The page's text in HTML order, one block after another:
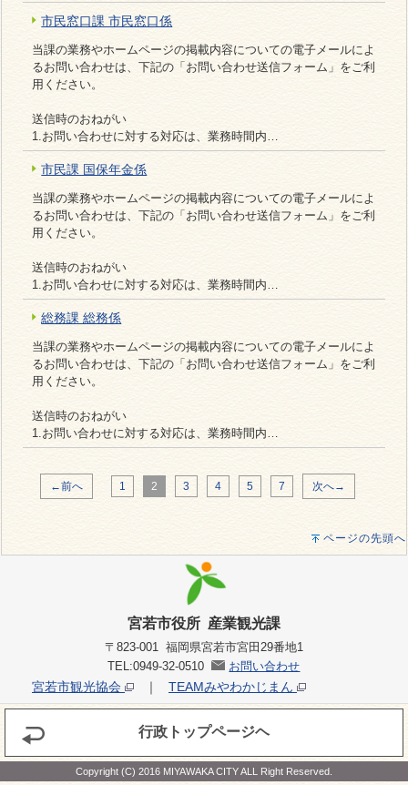
市民窓口課 市民窓口係
当課の業務やホームページの掲載内容についての電子メールによ
るお問い合わせは、下記の「お問い合わせ送信フォーム」をご利
用ください。
送信時のおねがい
1.お問い合わせに対する対応は、業務時間内…
市民課 国保年金係
当課の業務やホームページの掲載内容についての電子メールによ
るお問い合わせは、下記の「お問い合わせ送信フォーム」をご利
用ください。
送信時のおねがい
1.お問い合わせに対する対応は、業務時間内…
総務課 総務係
当課の業務やホームページの掲載内容についての電子メールによ
るお問い合わせは、下記の「お問い合わせ送信フォーム」をご利
用ください。
送信時のおねがい
1.お問い合わせに対する対応は、業務時間内…
←前へ 1 2 3 4 5 7 次へ→
ページの先頭へ
宮若市役所 産業観光課
〒823-001 福岡県宮若市宮田29番地1
TEL:0949-32-0510
お問い合わせ
宮若市観光協会 ｜ TEAMみやわかじまん
行政トップページヘ
Copyright (C) 2016 MIYAWAKA CITY ALL Right Reserved.